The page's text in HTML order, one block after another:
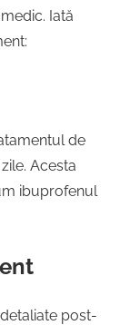
Iată
de
Acesta
ibuprofenul
post-